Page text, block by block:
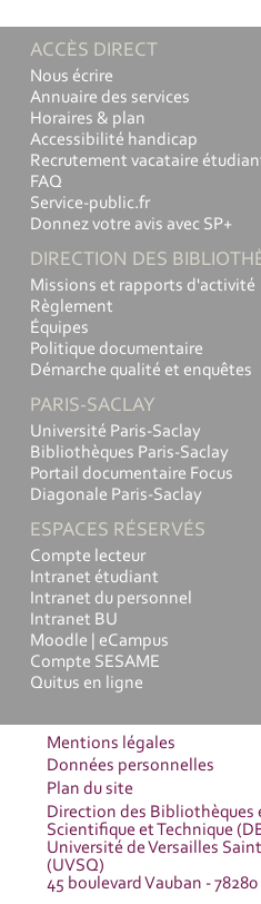
ACCÈS DIRECT
Nous écrire
Annuaire des services
Horaires & plan
Accessibilité handicap
Recrutement vacataire
FAQ
Service-public.fr
Donnez votre avis avec SP+
DIRECTION DES
Missions et rapports d'activité
Règlement
Équipes
Politique documentaire
Démarche qualité et enquêtes
PARIS-SACLAY
Université Paris-Saclay
Bibliothèques Paris-Saclay
Portail documentaire Focus
Diagonale Paris-Saclay
ESPACES RÉSERVÉS
Compte lecteur
Intranet étudiant
Intranet du personnel
Intranet BU
Moodle | eCampus
Compte SESAME
Quitus en ligne
Mentions légales
Données personnelles
Plan du site
Direction des
Scientifique et Technique
Université de Versailles
(UVSQ)
45 boulevard Vauban -